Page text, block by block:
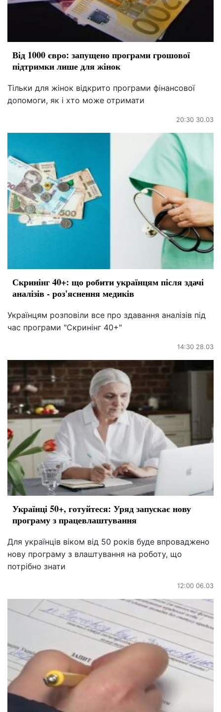
Від 1000 євро: запущено програми грошової
підтримки лише для жінок
Тільки для жінок відкрито програми фінансової
допомоги, як і хто може отримати
20:30 30.03
Скринінг 40+: що робити українцям після здачі
аналізів - роз'яснення медиків
Українцям розповіли все про здавання аналізів під
час програми "Скринінг 40+"
14:30 28.03
Українці 50+, готуйтеся: Уряд запускає нову
програму з працевлаштування
Для українців віком від 50 років буде впроваджено
нову програму з влаштування на роботу, що
потрібно знати
12:00 06.03